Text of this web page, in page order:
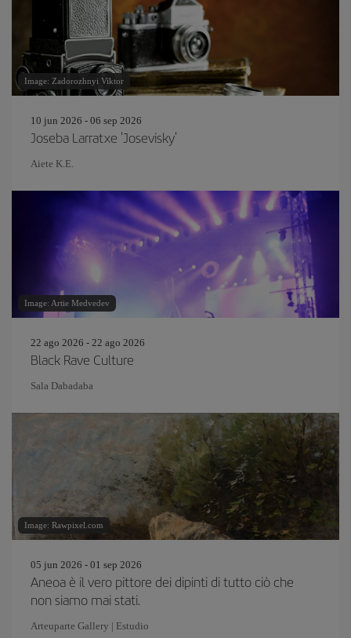
Image: Zadorozhnyi Viktor
10 jun 2026 - 06 sep 2026
Joseba Larratxe 'Josevisky'
Aiete K.E.
Image: Artie Medvedev
22 ago 2026 - 22 ago 2026
Black Rave Culture
Sala Dabadaba
Image: Rawpixel.com
05 jun 2026 - 01 sep 2026
Aneoa è il vero pittore dei dipinti di tutto ciò che
non siamo mai stati.
Arteuparte Gallery | Estudio